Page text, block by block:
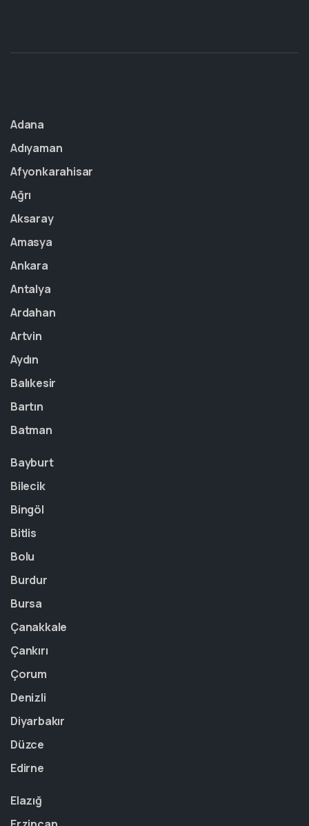
Adana
Adıyaman
Afyonkarahisar
Ağrı
Aksaray
Amasya
Ankara
Antalya
Ardahan
Artvin
Aydın
Balıkesir
Bartın
Batman
Bayburt
Bilecik
Bingöl
Bitlis
Bolu
Burdur
Bursa
Çanakkale
Çankırı
Çorum
Denizli
Diyarbakır
Düzce
Edirne
Elazığ